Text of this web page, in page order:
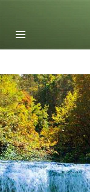
Deutsch
Español
Français
Hebrew
Magyar
Italiano
日本語 (Japanese)
Nederlands